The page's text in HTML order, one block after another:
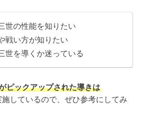
世の性能を知りたい
戦い方が知りたい
世を導くか迷っている
ピックアップされた導きは
施しているので、ぜひ参考にしてみ